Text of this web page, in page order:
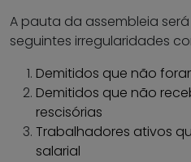
A pauta da assembleia
seguintes irregularidades
Demitidos que não
Demitidos que não
rescisórias
Trabalhadores ativos
salarial